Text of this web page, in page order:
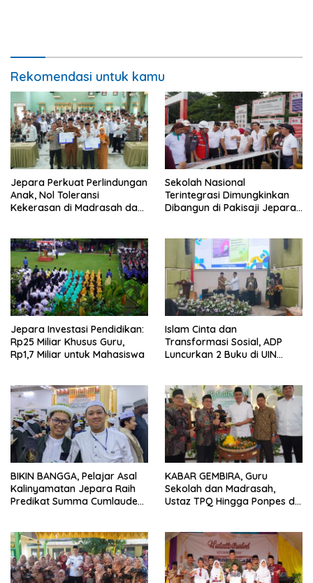
Rekomendasi untuk kamu
Jepara Perkuat Perlindungan
Anak, Nol Toleransi
Kekerasan di Madrasah dan
Sekolah Nasional
Terintegrasi Dimungkinkan
Dibangun di Pakisaji Jepara,
Jepara Investasi Pendidikan:
Rp25 Miliar Khusus Guru,
Rp1,7 Miliar untuk Mahasiswa
Islam Cinta dan
Transformasi Sosial, ADP
Luncurkan 2 Buku di UIN
BIKIN BANGGA, Pelajar Asal
Kalinyamatan Jepara Raih
Predikat Summa Cumlaude
KABAR GEMBIRA, Guru
Sekolah dan Madrasah,
Ustaz TPQ Hingga Ponpes di